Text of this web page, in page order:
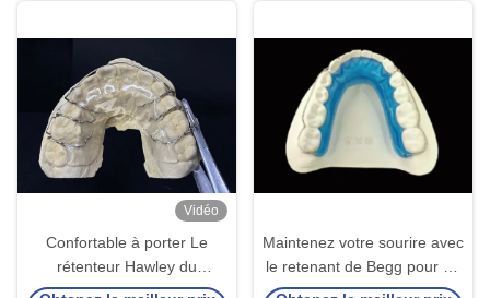
Vidéo
Confortable à porter Le
rétenteur Hawley du
laboratoire dentaire AMD
Maintenez votre sourire avec
le retenant de Begg pour un
alignement parfait et des